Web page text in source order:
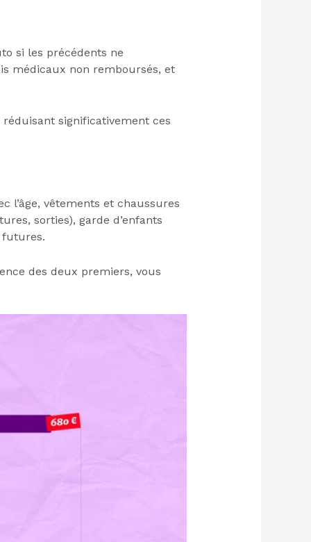
si les précédents ne
médicaux non remboursés, et
significativement ces
l’âge, vêtements et chaussures
sorties), garde d’enfants
futures.
des deux premiers, vous